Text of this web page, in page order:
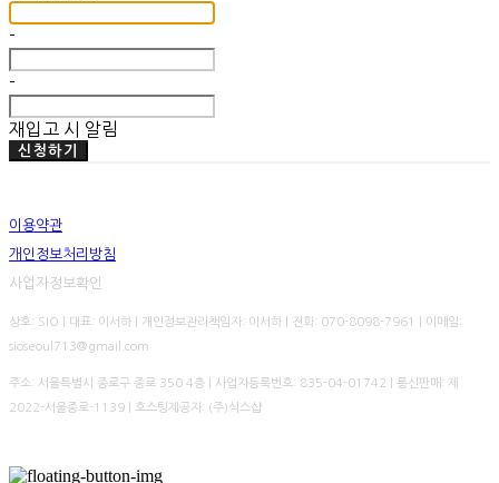
-
-
재입고 시 알림
신청하기
이용약관
개인정보처리방침
사업자정보확인
상호: SIO | 대표: 이서하 | 개인정보관리책임자: 이서하 | 전화: 070-8098-7961 | 이메일:
sioseoul713@gmail.com
주소: 서울특별시 종로구 종로 350 4층 | 사업자등록번호: 835-04-01742 | 통신판매: 제
2022-서울종로-1139 | 호스팅제공자: (주)식스샵